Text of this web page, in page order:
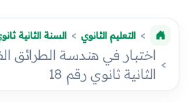
التعليم الثانوي السنة الثانية
اختبار في هندسة الطرائق
الثانية ثانوي رقم 18